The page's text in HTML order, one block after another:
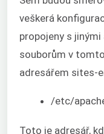
veškerá
propojeny s
souborům v
adresářem sites-
/etc/
Toto je adresář,